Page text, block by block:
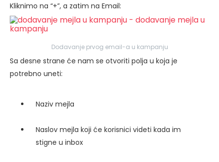
Kliknimo na “+”, a zatim na Email:
Dodavanje prvog email-a u kampanju
Sa desne strane će nam se otvoriti polja u koja je
potrebno uneti:
Naziv mejla
Naslov mejla koji će korisnici videti kada im
stigne u inbox